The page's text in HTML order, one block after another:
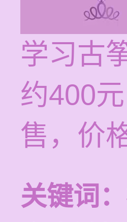
学习古
约400
售，价
关键词：